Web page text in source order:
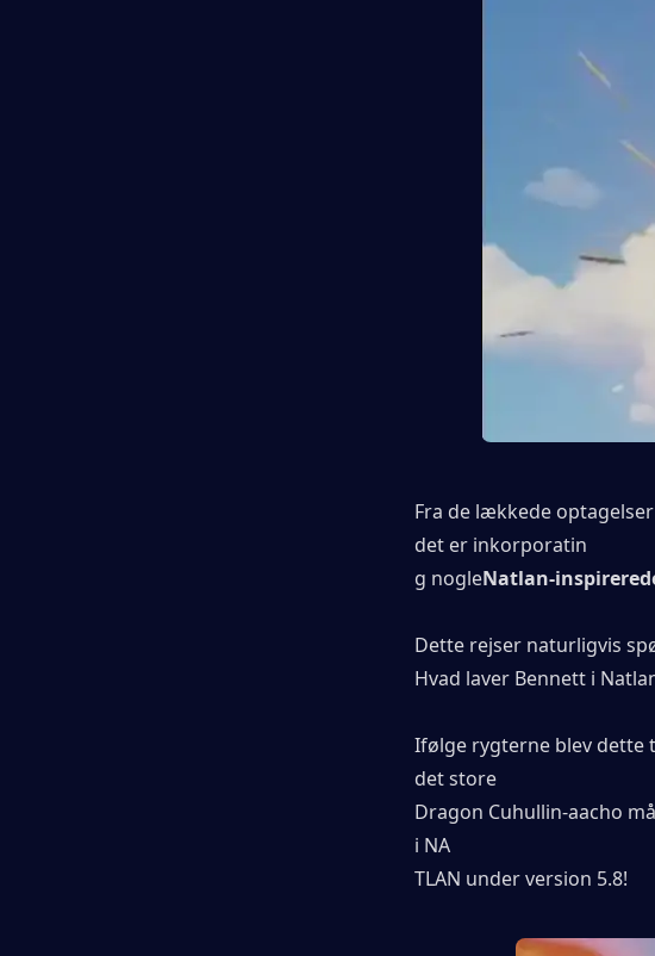
Fra de lækkede
det er inkorporatin
g nogleNatlan-
Dette rejser naturligvis
Hvad laver Bennett i
Ifølge rygterne blev dette
det store
Dragon Cuhullin-aacho
i NA
TLAN under version 5.8!